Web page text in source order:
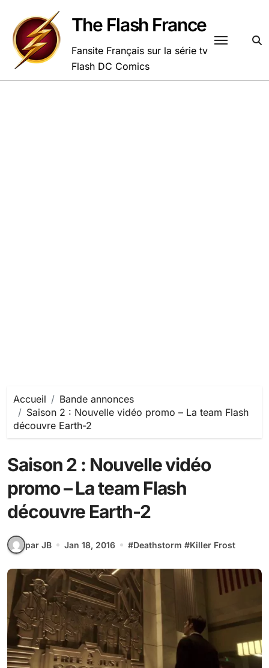
contenu
The Flash France
Fansite Français sur la série tv
Flash DC Comics
Accueil
Bande annonces
Saison 2 : Nouvelle vidéo promo – La team Flash
découvre Earth-2
Saison 2 : Nouvelle vidéo
promo – La team Flash
découvre Earth-2
par JB Jan 18, 2016 #Deathstorm #Killer Frost